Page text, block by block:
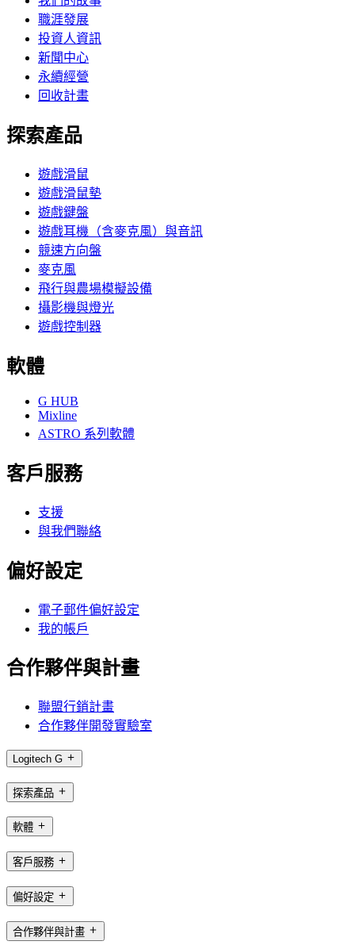
職涯發展
投資人資訊
新聞中心
永續經營
回收計畫
探索產品
遊戲滑鼠
遊戲滑鼠墊
遊戲鍵盤
遊戲耳機（含麥克風）與音訊
競速方向盤
麥克風
飛行與農場模擬設備
攝影機與燈光
遊戲控制器
軟體
G HUB
Mixline
ASTRO 系列軟體
客戶服務
支援
與我們聯絡
偏好設定
電子郵件偏好設定
我的帳戶
合作夥伴與計畫
聯盟行銷計畫
合作夥伴開發實驗室
Logitech G
探索產品
軟體
客戶服務
偏好設定
合作夥伴與計畫